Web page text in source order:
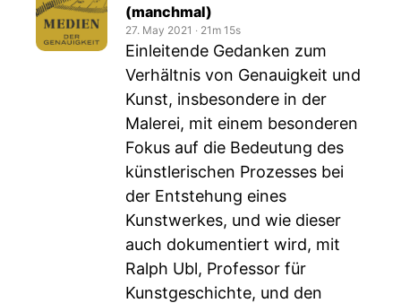
(manchmal)
27. May 2021 ‧ 21m 15s
Einleitende Gedanken zum
Verhältnis von Genauigkeit und
Kunst, insbesondere in der
Malerei, mit einem besonderen
Fokus auf die Bedeutung des
künstlerischen Prozesses bei
der Entstehung eines
Kunstwerkes, und wie dieser
auch dokumentiert wird, mit
Ralph Ubl, Professor für
Kunstgeschichte, und den